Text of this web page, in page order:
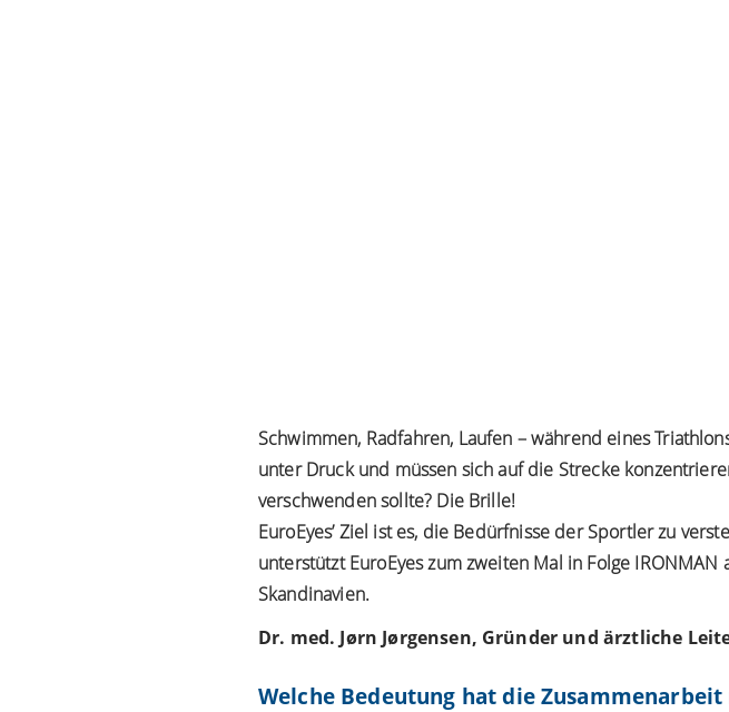
Schwimmen, Radfahren, Laufen – während eines
unter Druck und müssen sich auf die Strecke
verschwenden sollte? Die Brille!
EuroEyes’ Ziel ist es, die Bedürfnisse der Sportler zu
unterstützt EuroEyes zum zweiten Mal in Folge
Skandinavien.
Dr. med. Jørn Jørgensen, Gründer und ärztliche
Welche Bedeutung hat die Zusammenarbeit